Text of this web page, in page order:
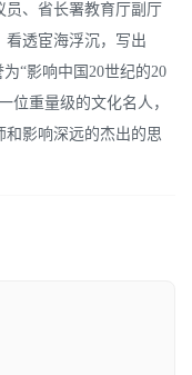
、省长署教育厅副厅
看透宦海浮沉，写出
“影响中国20世纪的20
位重量级的文化名人，
影响深远的杰出的思